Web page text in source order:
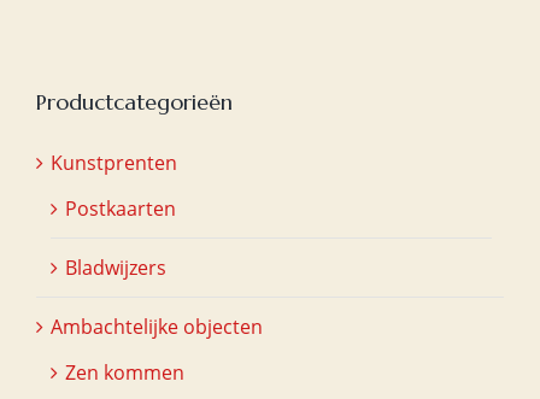
Productcategorieën
Kunstprenten
Postkaarten
Bladwijzers
Ambachtelijke objecten
Zen kommen